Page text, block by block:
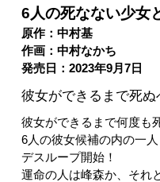
6人の死なない少女
原作：中村基
作画：中村なかち
発売日：2023年9月7日
彼女ができるまで死ぬ
彼女ができるまで何度も
6人の彼女候補の内の一
デスループ開始！
運命の人は峰森か、それ